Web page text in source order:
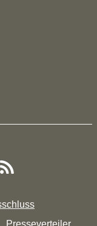
Presseverteiler